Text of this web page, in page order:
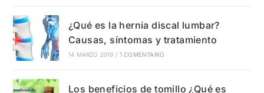
¿Qué es la hernia discal lumbar?
Causas, síntomas y tratamiento
14 MARZO 2019 / 1 COMENTARIO
Los beneficios de tomillo ¿Qué es